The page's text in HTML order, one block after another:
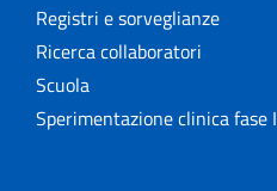
Registri e sorveglianze
Ricerca collaboratori
Scuola
Sperimentazione clinica fase I